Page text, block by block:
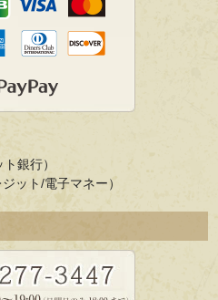
銀行）
ット/電子マネー）